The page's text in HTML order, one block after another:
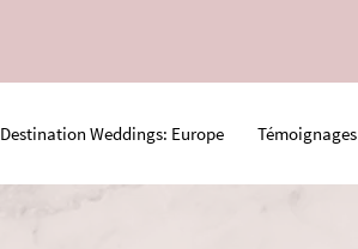
Destination Weddings: Europe Témoignages